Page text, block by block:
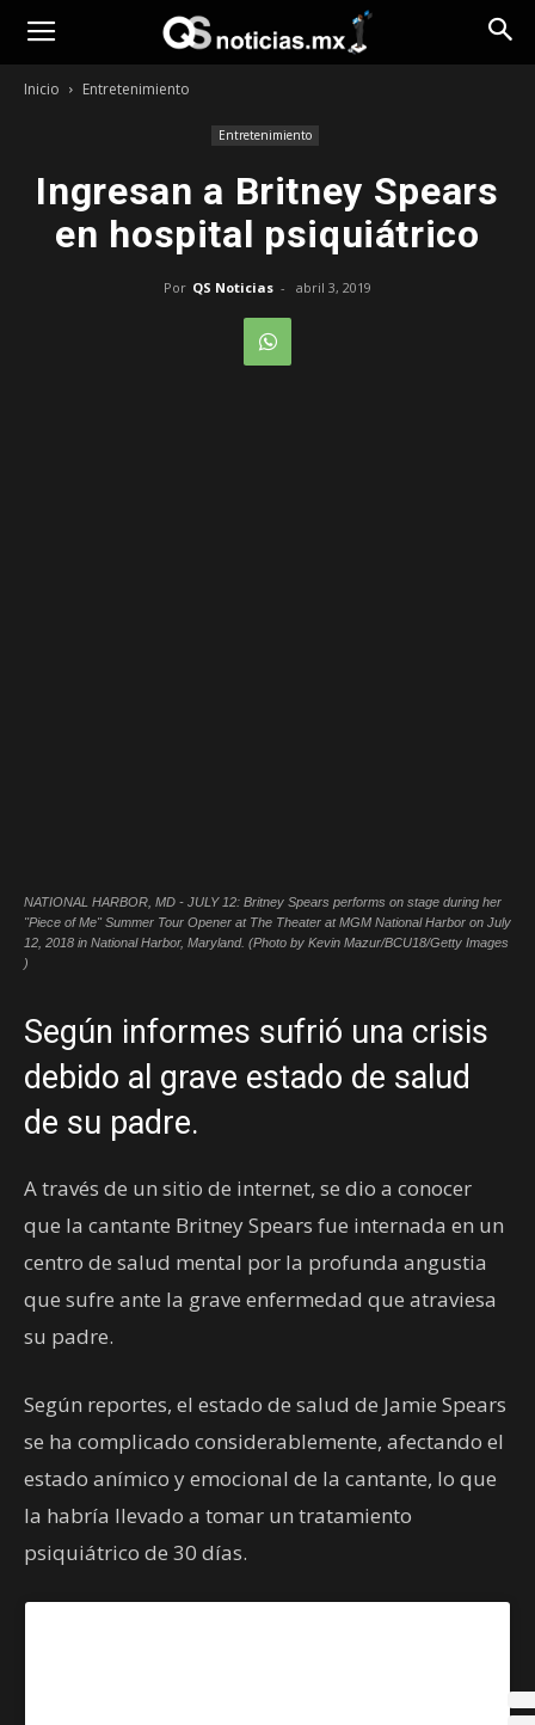
Inicio Entretenimiento
Entretenimiento
Ingresan a Britney Spears
en hospital psiquiátrico
Por QS Noticias - abril 3, 2019
NATIONAL HARBOR, MD - JULY 12: Britney Spears performs on stage during her
"Piece of Me" Summer Tour Opener at The Theater at MGM National Harbor on July
12, 2018 in National Harbor, Maryland. (Photo by Kevin Mazur/BCU18/Getty Images
)
Según informes sufrió una crisis
debido al grave estado de salud
de su padre.
A través de un sitio de internet, se dio a conocer
que la cantante Britney Spears fue internada en un
centro de salud mental por la profunda angustia
que sufre ante la grave enfermedad que atraviesa
su padre.
Según reportes, el estado de salud de Jamie Spears
se ha complicado considerablemente, afectando el
estado anímico y emocional de la cantante, lo que
la habría llevado a tomar un tratamiento
psiquiátrico de 30 días.